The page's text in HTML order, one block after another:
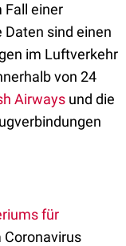
Fall einer
Daten sind einen
im Luftverkehr
von 24
Airways und die
für
Coronavirus